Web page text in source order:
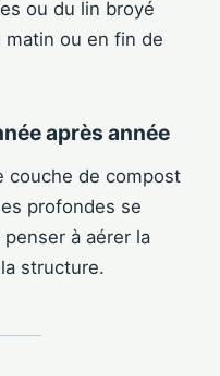
ou du lin broyé
matin ou en fin de
après année
couche de compost
profondes se
à aérer la
structure.